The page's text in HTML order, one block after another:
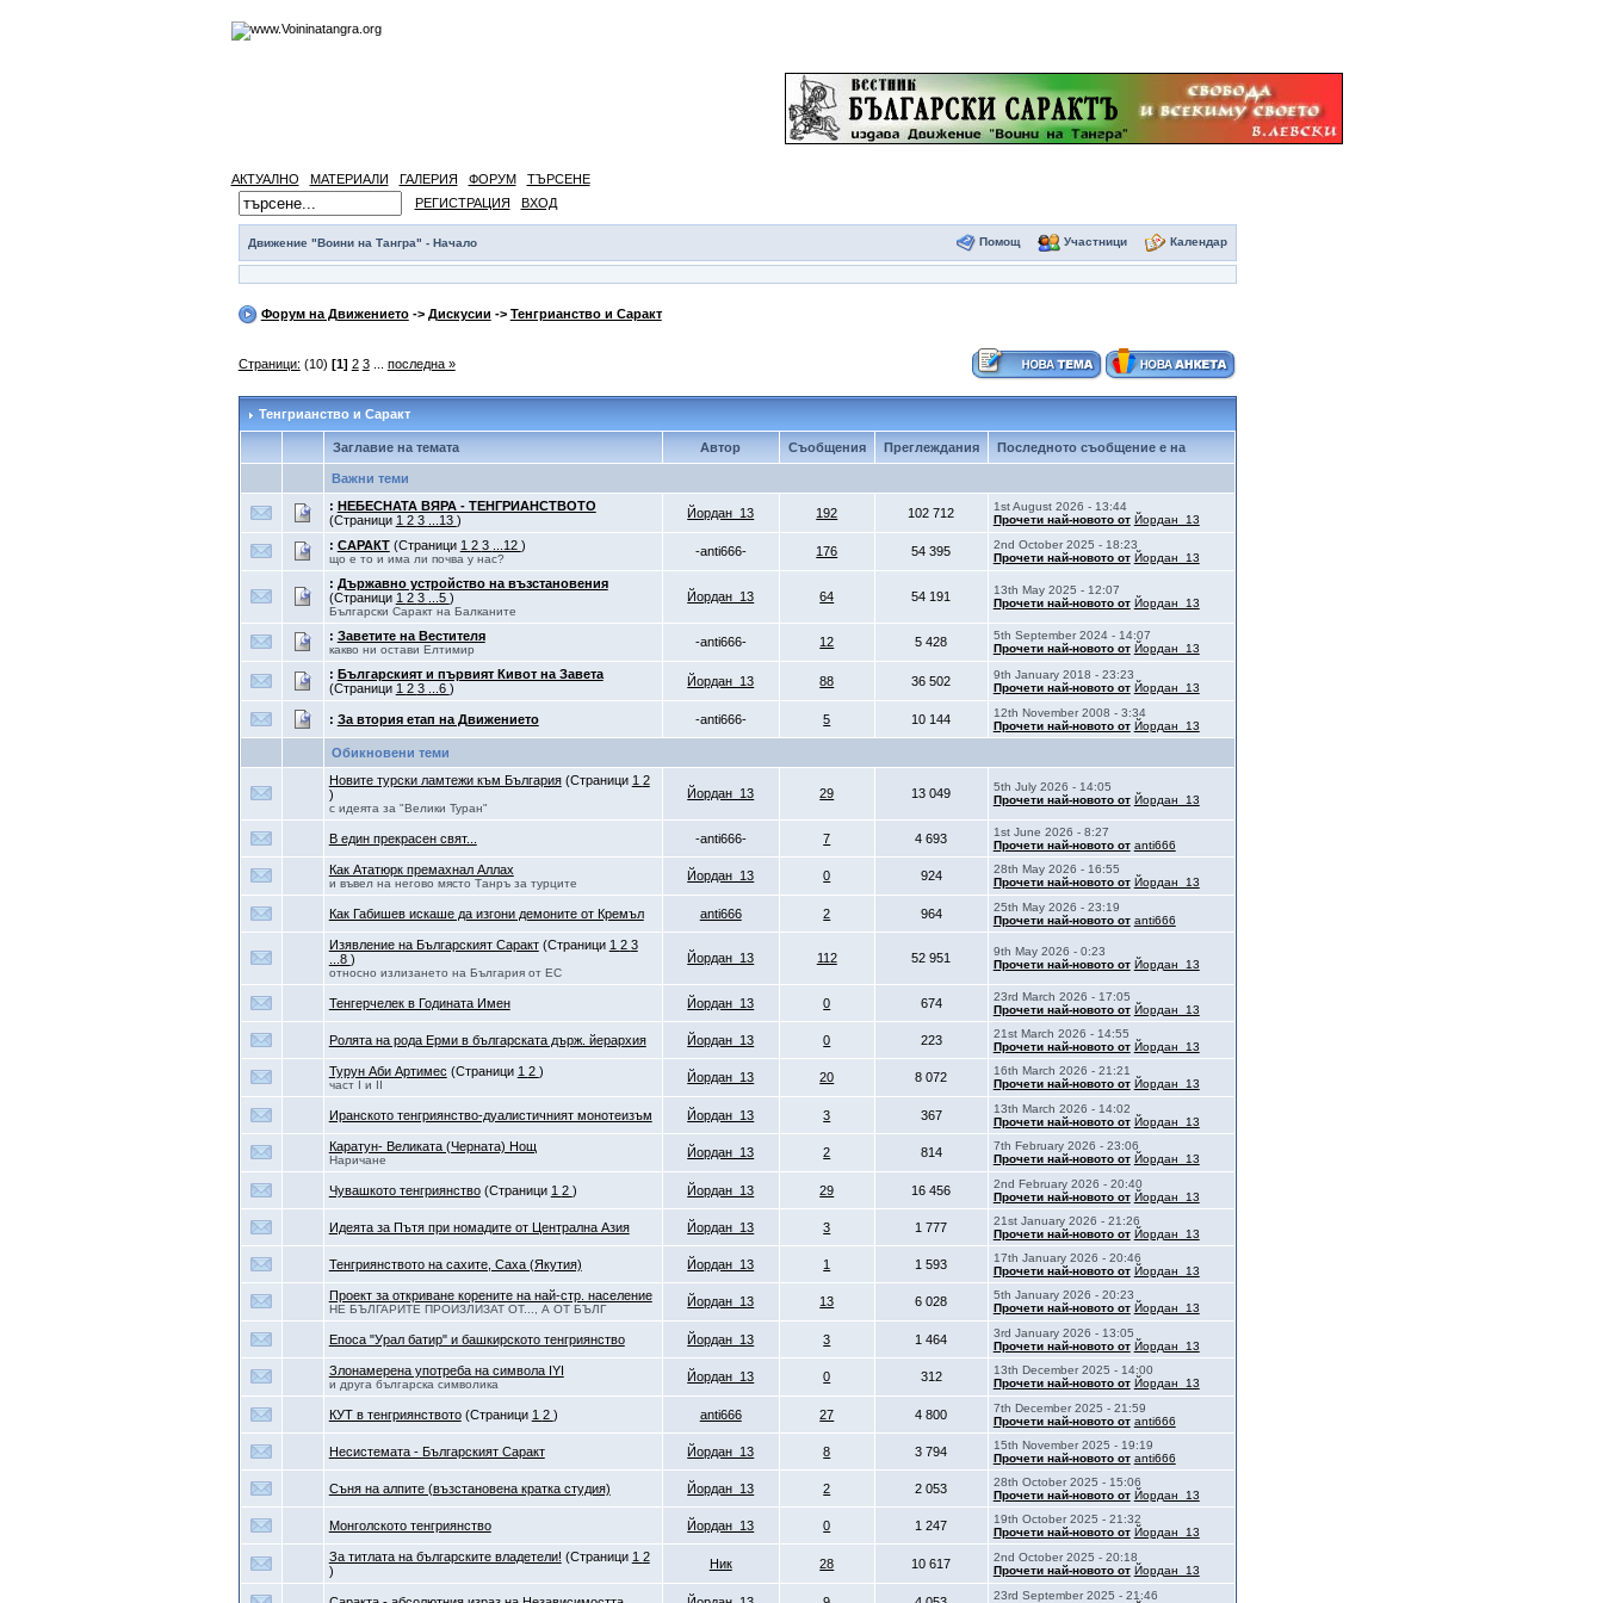
АКТУАЛНО МАТЕРИАЛИ ГАЛЕРИЯ ФОРУМ
ТЪРСЕНЕ
РЕГИСТРАЦИЯ
ВХОД
Движение "Воини на Тангра" - Начало Помощ Участници Календар
Форум на Движението-> Дискусии -> Тенгрианство и Саракт
Страници: (10) [1] 2 3... последна »
Тенгрианство и Саракт
Заглавие на темата Автор Съобщения Преглеждания Последното съобщение е на
Важни теми
: НЕБЕСНАТА ВЯРА - ТЕНГРИАНСТВОТО
(Страници 1 2 3 ...13 ) Йордан_13 192 102 712
1st August 2026 - 13:44
Прочети най-новото от Йордан_13
: САРАКТ (Страници 1 2 3 ...12 )
що е то и има ли почва у нас?
-anti666- 176 54 395
2nd October 2025 - 18:23
Прочети най-новото от Йордан_13
: Държавно устройство на възстановения
(Страници 1 2 3 ...5 )
Български Саракт на Балканите
Йордан_13 64 54 191
13th May 2025 - 12:07
Прочети най-новото от Йордан_13
: Заветите на Вестителя
какво ни остави Елтимир
-anti666- 12 5 428
5th September 2024 - 14:07
Прочети най-новото от Йордан_13
: Българският и първият Кивот на Завета
(Страници 1 2 3 ...6 ) Йордан_13 88 36 502
9th January 2018 - 23:23
Прочети най-новото от Йордан_13
: За втория етап на Движението -anti666- 5 10 144
12th November 2008 - 3:34
Прочети най-новото от Йордан_13
Обикновени теми
Новите турски ламтежи към България (Страници 1 2
)
с идеята за "Велики Туран"
Йордан_13 29 13 049
5th July 2026 - 14:05
Прочети най-новото от Йордан_13
В един прекрасен свят... -anti666- 7 4 693
1st June 2026 - 8:27
Прочети най-новото от anti666
Как Ататюрк премахнал Аллах
и въвел на негово място Танръ за турците
Йордан_13 0 924
28th May 2026 - 16:55
Прочети най-новото от Йордан_13
Как Габишев искаше да изгони демоните от Кремъл anti666 2 964
25th May 2026 - 23:19
Прочети най-новото от anti666
Изявление на Българският Саракт (Страници 1 2 3
...8 )
относно излизането на България от ЕС
Йордан_13 112 52 951
9th May 2026 - 0:23
Прочети най-новото от Йордан_13
Тенгерчелек в Годината Имен Йордан_13 0 674
23rd March 2026 - 17:05
Прочети най-новото от Йордан_13
Ролята на рода Ерми в българската държ. йерархия Йордан_13 0 223
21st March 2026 - 14:55
Прочети най-новото от Йордан_13
Турун Аби Артимес (Страници 1 2 )
част I и II
Йордан_13 20 8 072
16th March 2026 - 21:21
Прочети най-новото от Йордан_13
Иранското тенгриянство-дуалистичният монотеизъм Йордан_13 3 367
13th March 2026 - 14:02
Прочети най-новото от Йордан_13
Каратун- Великата (Черната) Нощ
Наричане
Йордан_13 2 814
7th February 2026 - 23:06
Прочети най-новото от Йордан_13
Чувашкото тенгриянство (Страници 1 2 ) Йордан_13 29 16 456
2nd February 2026 - 20:40
Прочети най-новото от Йордан_13
Идеята за Пътя при номадите от Централна Азия Йордан_13 3 1 777
21st January 2026 - 21:26
Прочети най-новото от Йордан_13
Тенгриянството на сахите, Саха (Якутия) Йордан_13 1 1 593
17th January 2026 - 20:46
Прочети най-новото от Йордан_13
Проект за откриване корените на най-стр. население
НЕ БЪЛГАРИТЕ ПРОИЗЛИЗАТ ОТ..., А ОТ БЪЛГ
Йордан_13 13 6 028
5th January 2026 - 20:23
Прочети най-новото от Йордан_13
Епоса "Урал батир" и башкирското тенгриянство Йордан_13 3 1 464
3rd January 2026 - 13:05
Прочети най-новото от Йордан_13
Злонамерена употреба на символа IYI
и друга българска символика
Йордан_13 0 312
13th December 2025 - 14:00
Прочети най-новото от Йордан_13
КУТ в тенгриянството (Страници 1 2 ) anti666 27 4 800
7th December 2025 - 21:59
Прочети най-новото от anti666
Несистемата - Българският Саракт Йордан_13 8 3 794
15th November 2025 - 19:19
Прочети най-новото от anti666
Съня на алпите (възстановена кратка студия) Йордан_13 2 2 053
28th October 2025 - 15:06
Прочети най-новото от Йордан_13
Монголското тенгриянство Йордан_13 0 1 247
19th October 2025 - 21:32
Прочети най-новото от Йордан_13
За титлата на българските владетели! (Страници 1 2
)
Ник 28 10 617
2nd October 2025 - 20:18
Прочети най-новото от Йордан_13
23rd September 2025 - 21:46